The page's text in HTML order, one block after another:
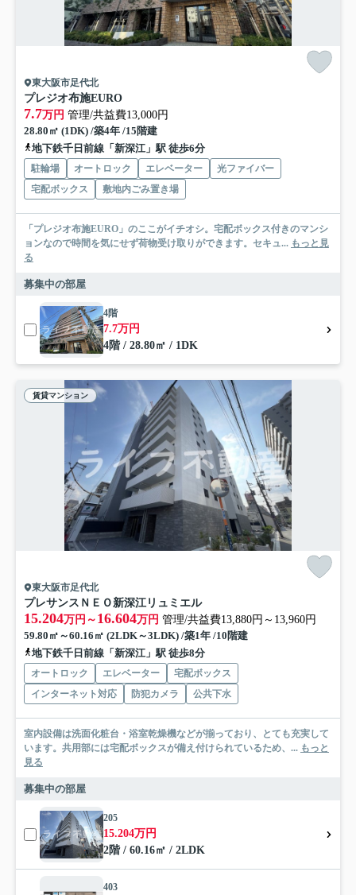
東大阪市足代北
プレジオ布施EURO
7.7万円 管理/共益費13,000円
28.80㎡ (1DK) /築4年 /15階建
地下鉄千日前線「新深江」駅 徒歩6分
駐輪場 オートロック エレベーター
光ファイバー
宅配ボックス
敷地内ごみ置き場
「プレジオ布施EURO」のここがイチオシ。宅配ボックス付きのマンシ
ョンなので時間を気にせず荷物受け取りができます。セキュ... もっと見
る
募集中の部屋
4階
7.7万円
4階 / 28.80㎡ / 1DK
賃貸マンション
東大阪市足代北
プレサンスＮＥＯ新深江リュミエル
15.204万円～ 16.604万円 管理/共益費13,880円～13,960円
59.80㎡～60.16㎡ (2LDK～3LDK) /築1年 /10階建
地下鉄千日前線「新深江」駅 徒歩8分
オートロック エレベーター
宅配ボックス
インターネット対応
防犯カメラ 公共下水
室内設備は洗面化粧台・浴室乾燥機などが揃っており、とても充実して
います。共用部には宅配ボックスが備え付けられているため、... もっと
見る
募集中の部屋
205
15.204万円
2階 / 60.16㎡ / 2LDK
403